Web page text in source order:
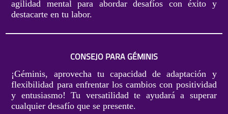
agilidad mental para abordar desafíos con éxito y
destacarte en tu labor.
CONSEJO PARA GÉMINIS
¡Géminis, aprovecha tu capacidad de adaptación y
flexibilidad para enfrentar los cambios con positividad
y entusiasmo! Tu versatilidad te ayudará a superar
cualquier desafío que se presente.